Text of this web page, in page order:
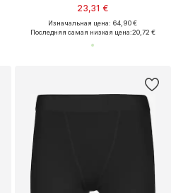
23,31 €
Изначальная цена: 64,90 €
Последняя самая низкая цена:20,72 €